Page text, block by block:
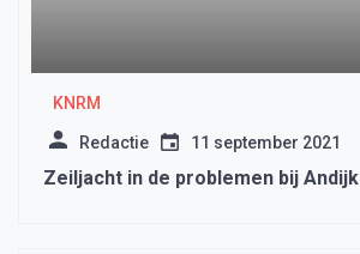
KNRM
Redactie 11 september 2021
Zeiljacht in de problemen bij Andijk